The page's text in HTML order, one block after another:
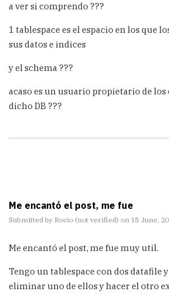
a ver si comprendo ???
1 tablespace es el espacio en los que
sus datos e indices
y el schema ???
acaso es un usuario propietario de los
dicho DB ???
Me encantó el post, me fue
Submitted by Rocio (not verified) on 15 June,
Me encantó el post, me fue muy util.
Tengo un tablespace con dos datafile
eliminar uno de ellos y hacer el otro